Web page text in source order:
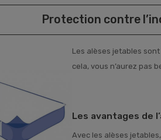
Protection contre
Les alèses jetables
cela, vous n’aurez pas
Les avantages de
Avec les alèses